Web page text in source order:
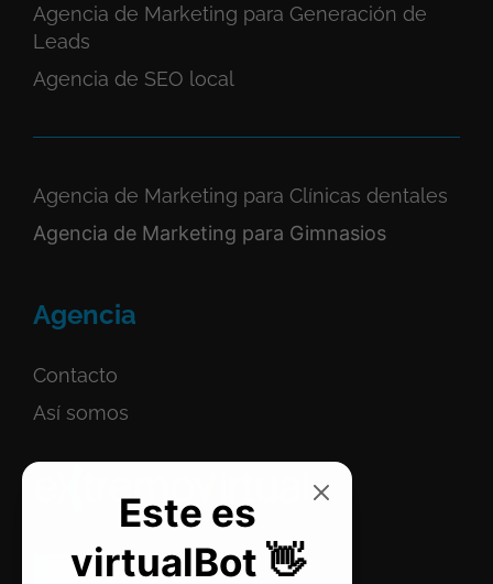
Agencia de Marketing para Generación de
Leads
Agencia de SEO local
Agencia de Marketing para Clínicas dentales
Agencia de Marketing para Gimnasios
Agencia
Contacto
Así somos
Este es
virtualBot 👋